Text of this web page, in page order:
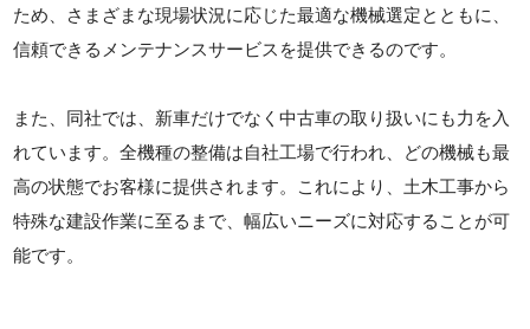
ため、さまざまな現場状況に応じた最適な機械選定とともに、
信頼できるメンテナンスサービスを提供できるのです。
また、同社では、新車だけでなく中古車の取り扱いにも力を入
れています。全機種の整備は自社工場で行われ、どの機械も最
高の状態でお客様に提供されます。これにより、土木工事から
特殊な建設作業に至るまで、幅広いニーズに対応することが可
能です。